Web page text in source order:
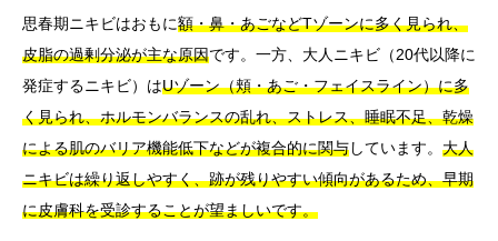
思春期ニキビはおもに額・鼻・あごなどTゾーンに多く見られ、
皮脂の過剰分泌が主な原因です。一方、大人ニキビ（20代以降に
発症するニキビ）はUゾーン（頬・あご・フェイスライン）に多
く見られ、ホルモンバランスの乱れ、ストレス、睡眠不足、乾燥
による肌のバリア機能低下などが複合的に関与しています。 大人
ニキビは繰り返しやすく、跡が残りやすい傾向があるため、早期
に皮膚科を受診することが望ましいです。